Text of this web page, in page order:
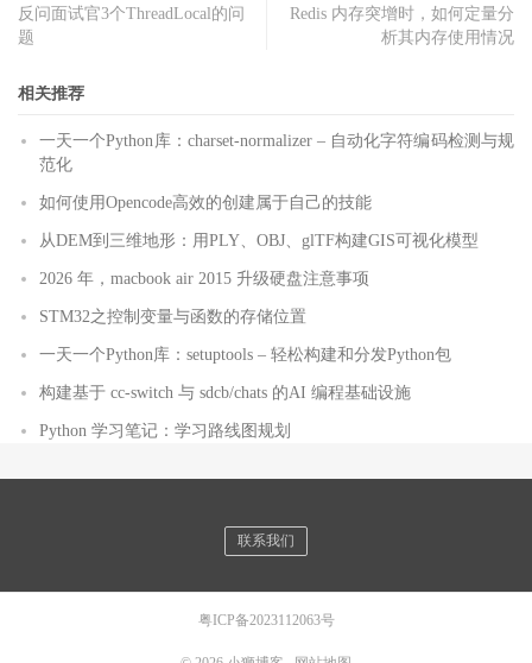
反问面试官3个ThreadLocal的问
题
Redis 内存突增时，如何定量分
析其内存使用情况
相关推荐
一天一个Python库：charset-normalizer – 自动化字符编码检测与规
范化
如何使用Opencode高效的创建属于自己的技能
从DEM到三维地形：用PLY、OBJ、glTF构建GIS可视化模型
2026 年，macbook air 2015 升级硬盘注意事项
STM32之控制变量与函数的存储位置
一天一个Python库：setuptools – 轻松构建和分发Python包
构建基于 cc-switch 与 sdcb/chats 的AI 编程基础设施
Python 学习笔记：学习路线图规划
联系我们
粤ICP备2023112063号